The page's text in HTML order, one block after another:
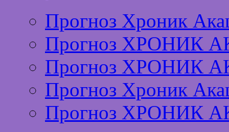
Прогноз Хроник
Прогноз ХРОНИК
Прогноз ХРОНИК
Прогноз Хроник
Прогноз ХРОНИК